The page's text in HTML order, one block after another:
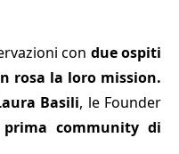
con due ospiti
rosa la loro mission.
Basili, le Founder
community di